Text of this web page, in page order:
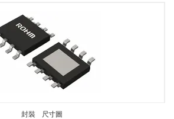
封裝 尺寸圖